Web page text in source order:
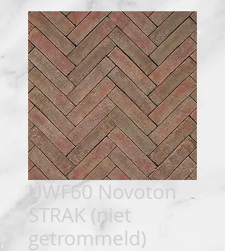
UWF60 Novoton
STRAK (niet
getrommeld)